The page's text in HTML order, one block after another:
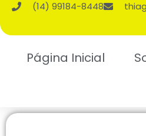
(14) 99184-8448
Página Inicial